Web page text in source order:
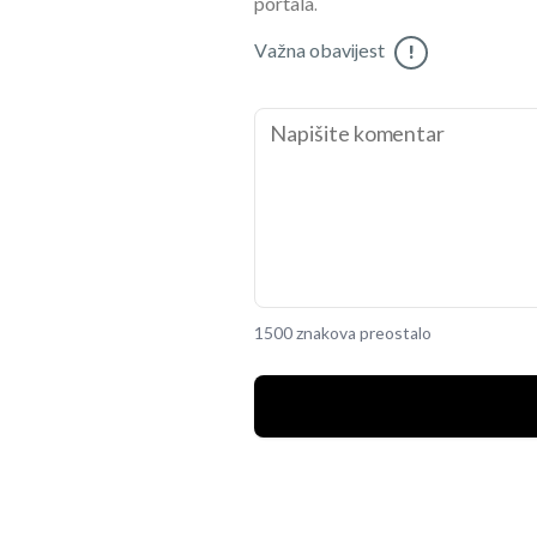
portala.
Važna obavijest !
1500 znakova preostalo